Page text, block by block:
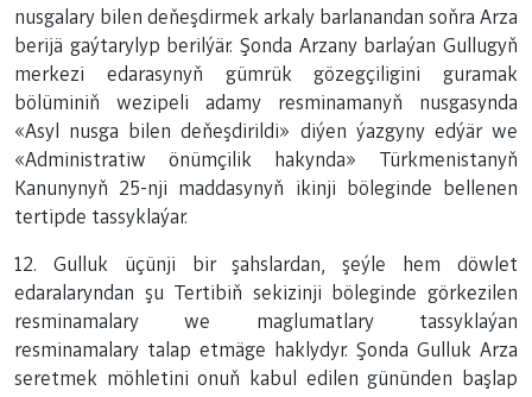
nusgalary bilen deňeşdirmek arkaly barlanandan soňra Arza
berijä gaýtarylyp berilýär. Şonda Arzany barlaýan Gullugyň
merkezi edarasynyň gümrük gözegçiligini guramak
bölüminiň wezipeli adamy resminamanyň nusgasynda
«Asyl nusga bilen deňeşdirildi» diýen ýazgyny edýär we
«Administratiw önümçilik hakynda» Türkmenistanyň
Kanunynyň 25-nji maddasynyň ikinji böleginde bellenen
tertipde tassyklaýar.
12. Gulluk üçünji bir şahslardan, şeýle hem döwlet
edaralaryndan şu Tertibiň sekizinji böleginde görkezilen
resminamalary we maglumatlary tassyklaýan
resminamalary talap etmäge haklydyr. Şonda Gulluk Arza
seretmek möhletini onuň kabul edilen gününden başlap